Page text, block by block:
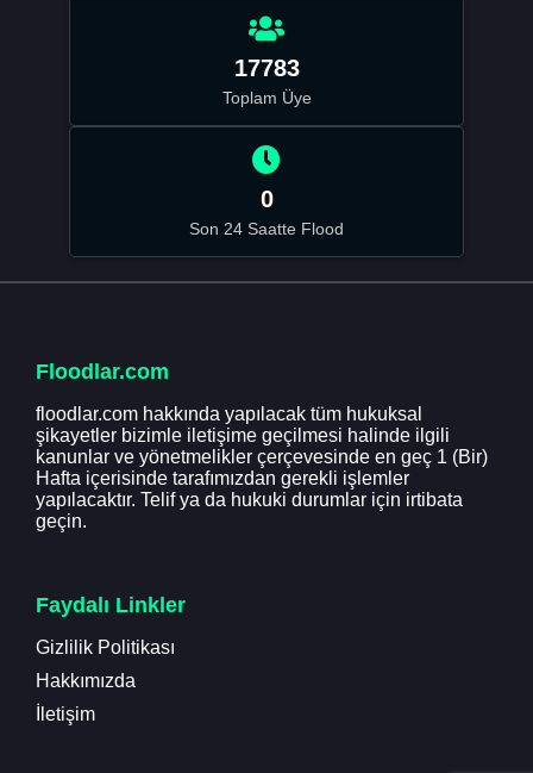
17783
Toplam Üye
0
Son 24 Saatte Flood
Floodlar.com
floodlar.com hakkında yapılacak tüm hukuksal
şikayetler bizimle iletişime geçilmesi halinde ilgili
kanunlar ve yönetmelikler çerçevesinde en geç 1 (Bir)
Hafta içerisinde tarafımızdan gerekli işlemler
yapılacaktır. Telif ya da hukuki durumlar için irtibata
geçin.
Faydalı Linkler
Gizlilik Politikası
Hakkımızda
İletişim